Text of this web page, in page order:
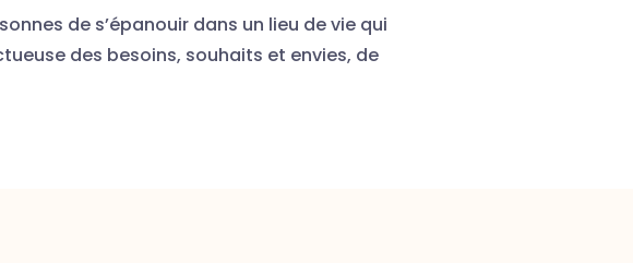
de s’épanouir dans un lieu de vie qui
des besoins, souhaits et envies, de